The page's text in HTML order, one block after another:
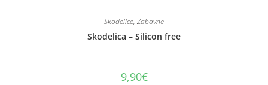
Skodelice, Zabavne
Skodelica – Silicon free
9,90€